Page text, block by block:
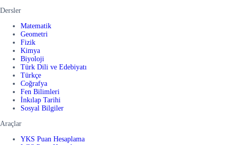
Dersler
Matematik
Geometri
Fizik
Kimya
Biyoloji
Türk Dili ve Edebiyatı
Türkçe
Coğrafya
Fen Bilimleri
İnkılap Tarihi
Sosyal Bilgiler
Araçlar
YKS Puan Hesaplama